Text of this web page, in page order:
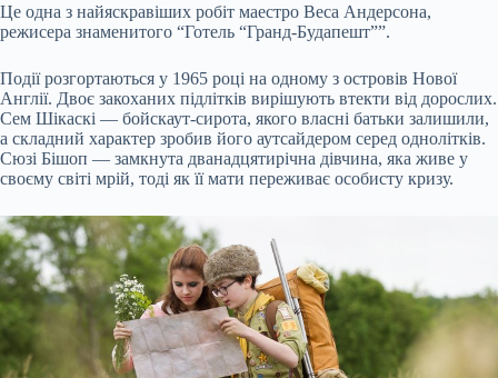
Це одна з найяскравіших робіт маестро Веса Андерсона,
режисера знаменитого “Готель “Гранд-Будапешт””.
Події розгортаються у 1965 році на одному з островів Нової
Англії. Двоє закоханих підлітків вирішують втекти від дорослих.
Сем Шікаскі — бойскаут-сирота, якого власні батьки залишили,
а складний характер зробив його аутсайдером серед однолітків.
Сюзі Бішоп — замкнута дванадцятирічна дівчина, яка живе у
своєму світі мрій, тоді як її мати переживає особисту кризу.